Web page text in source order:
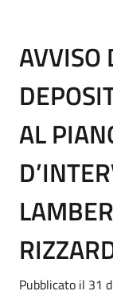
AVVISO
AL
Pubblicato il 31